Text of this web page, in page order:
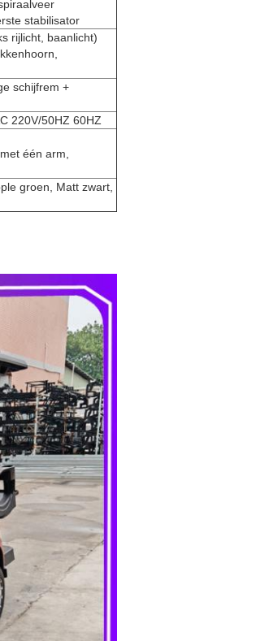
stabilisator
rijlicht, baanlicht)
schijfrem +
220V/50HZ 60HZ
één arm,
groen, Matt zwart,